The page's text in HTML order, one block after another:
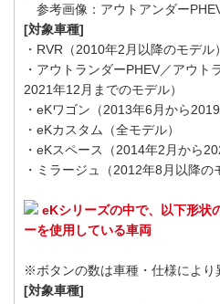
参考画像：アウトアンダー
[対象車種]
・RVR（2010年2月以降のモデル
・アウトランダーPHEV／アウト
2021年12月までのモデル）
・eKワゴン（2013年6月から
・eKカスタム（全モデル）
・eKスペース（2014年2月から
・ミラージュ（2012年8月以降の
eKシリーズの中で、以下形状
ーを使用している車両
※ボタンの数は車種・仕様により
[対象車種]